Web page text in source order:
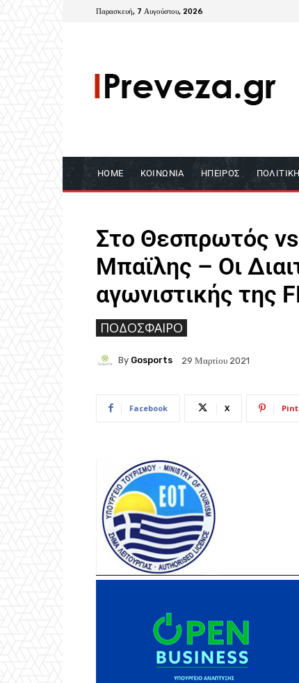
Παρασκευή, 7 Αυγούστου, 2026
HOME ΚΟΙΝΩΝΊΑ ΉΠΕΙΡΟΣ ΠΟΛΙΤΙΚΉ
Στο Θεσπρωτός
Μπαϊλης – Οι
αγωνιστικής της
ΠΟΔΌΣΦΑΙΡΟ
By Gosports 29 Μαρτίου 2021
Facebook X